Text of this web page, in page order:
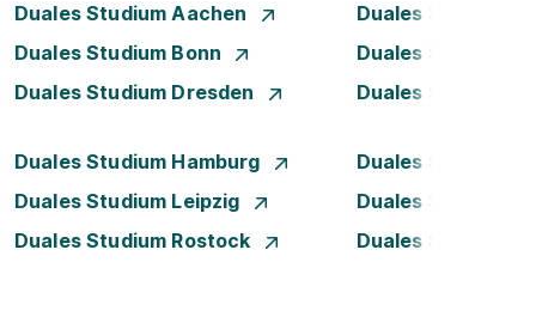
Duales Studium Aachen
Duales Studium
Duales Studium Bonn
Duales Studium
Duales Studium Dresden
Duales Studium
Duales Studium Hamburg
Duales Studium
Duales Studium Leipzig
Duales Studium
Duales Studium Rostock
Duales Studium